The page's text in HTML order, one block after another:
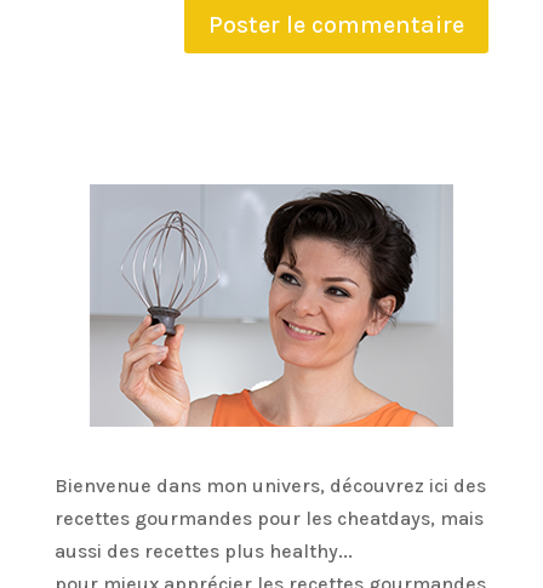
Bienvenue dans mon univers, découvrez ici des
recettes gourmandes pour les cheatdays, mais
aussi des recettes plus healthy...
pour mieux apprécier les recettes gourmandes